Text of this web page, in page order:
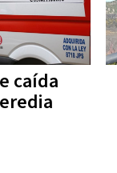
caída